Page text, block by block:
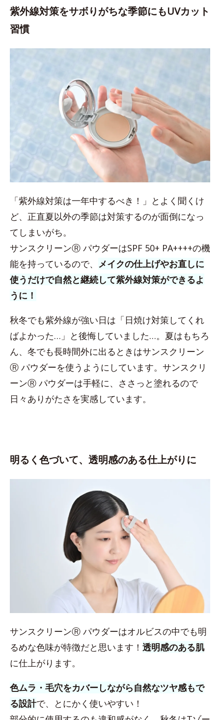
紫外線対策をサボりがちな季節にもUVカット
習慣
「紫外線対策は一年中するべき！」とよく聞くけ
ど、正直夏以外の季節は対策するのが面倒になっ
てしまいがち。
サンスクリーンⓇ パウダーはSPF 50+ PA++++の機
能を持っているので、 メイクの仕上げやお直しに
使うだけで自然と継続して紫外線対策ができるよ
うに！
秋冬でも紫外線が強い日は「日焼け対策してくれ
ばよかった…」と後悔していました…。夏はもちろ
ん、冬でも長時間外に出るときはサンスクリーン
Ⓡ パウダーを使うようにしています。サンスクリ
ーンⓇ パウダーは手軽に、ささっと塗れるので
日々ありがたさを実感しています。
明るく色づいて、透明感のある仕上がりに
サンスクリーンⓇ パウダーはオルビスの中でも明
るめな色味が特徴だと思います！ 透明感のある肌
に仕上がります。
色ムラ・毛穴をカバーしながら自然なツヤ感もで
る設計で、とにかく使いやすい！